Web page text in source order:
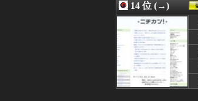
08/08 23:00
08/08 22:56
08/08 22:46
08/08 22:33
08/08 22:32
08/08 22:20
08/08 22:20
08/08 22:00
08/08 22:00
14 位 (→)